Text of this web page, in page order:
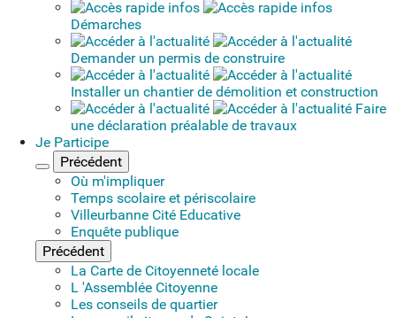
Démarches
Demander un permis de construire
Installer un chantier de démolition et construction
Faire
une déclaration préalable de travaux
Je Participe
Fermer le menu
Précédent
Où m'impliquer
Temps scolaire et périscolaire
Villeurbanne Cité Educative
Enquête publique
Précédent
La Carte de Citoyenneté locale
L 'Assemblée Citoyenne
Les conseils de quartier